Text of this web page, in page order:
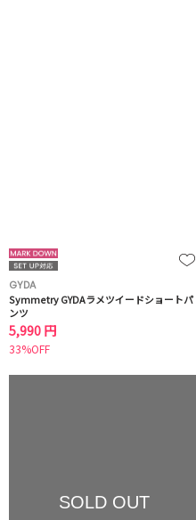
GYDA
Symmetry GYDAラメツイードショートパ
ンツ
5,990 円
33%OFF
SOLD OUT